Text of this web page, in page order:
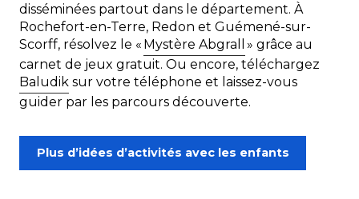
Les Petites Cités de Caractère® du
Morbihan
Les sites mégalithiques
disséminées partout dans le département. À
Rochefort-en-Terre, Redon et Guémené-sur-
Scorff, résolvez le « Mystère Abgrall
» grâce au
carnet de jeux gratuit. Ou encore, téléchargez
Baludik sur votre téléphone et laissez-vous
guider par les parcours découverte.
Plus d’idées d’activités avec les enfants